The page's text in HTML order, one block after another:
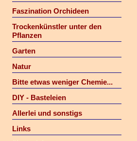
Faszination Orchideen
Trockenkünstler unter den
Pflanzen
Garten
Natur
Bitte etwas weniger Chemie...
DIY - Basteleien
Allerlei und sonstigs
Links